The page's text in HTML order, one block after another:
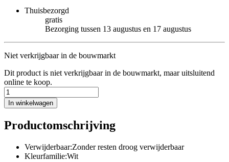
Thuisbezorgd
gratis
Bezorging tussen 13 augustus en 17 augustus
Niet verkrijgbaar in de bouwmarkt
Dit product is niet verkrijgbaar in de bouwmarkt, maar uitsluitend
online te koop.
In winkelwagen
Productomschrijving
Verwijderbaar:Zonder resten droog verwijderbaar
Kleurfamilie:Wit